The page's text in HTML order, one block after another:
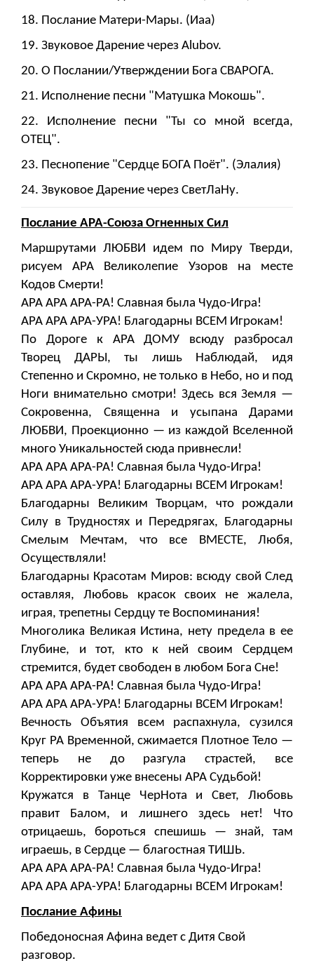
18. Послание Матери-Мары. (Иаа)
19. Звуковое Дарение через Alubov.
20. О Послании/Утверждении Бога СВАРОГА.
21. Исполнение песни "Матушка Мокошь".
22. Исполнение песни "Ты со мной всегда,
ОТЕЦ".
23. Песнопение "Сердце БОГА Поёт". (Элалия)
24. Звуковое Дарение через СветЛаНу.
Послание АРА-Союза Огненных Сил
Маршрутами ЛЮБВИ идем по Миру Тверди,
рисуем АРА Великолепие Узоров на месте
Кодов Смерти!
АРА АРА АРА-РА! Славная была Чудо-Игра!
АРА АРА АРА-УРА! Благодарны ВСЕМ Игрокам!
По Дороге к АРА ДОМУ всюду разбросал
Творец ДАРЫ, ты лишь Наблюдай, идя
Степенно и Скромно, не только в Небо, но и под
Ноги внимательно смотри! Здесь вся Земля —
Сокровенна, Священна и усыпана Дарами
ЛЮБВИ, Проекционно — из каждой Вселенной
много Уникальностей сюда привнесли!
АРА АРА АРА-РА! Славная была Чудо-Игра!
АРА АРА АРА-УРА! Благодарны ВСЕМ Игрокам!
Благодарны Великим Творцам, что рождали
Силу в Трудностях и Передрягах, Благодарны
Смелым Мечтам, что все ВМЕСТЕ, Любя,
Осуществляли!
Благодарны Красотам Миров: всюду свой След
оставляя, Любовь красок своих не жалела,
играя, трепетны Сердцу те Воспоминания!
Многолика Великая Истина, нету предела в ее
Глубине, и тот, кто к ней своим Сердцем
стремится, будет свободен в любом Бога Сне!
АРА АРА АРА-РА! Славная была Чудо-Игра!
АРА АРА АРА-УРА! Благодарны ВСЕМ Игрокам!
Вечность Объятия всем распахнула, сузился
Круг РА Временной, сжимается Плотное Тело —
теперь не до разгула страстей, все
Корректировки уже внесены АРА Судьбой!
Кружатся в Танце ЧерНота и Свет, Любовь
правит Балом, и лишнего здесь нет! Что
отрицаешь, бороться спешишь — знай, там
играешь, в Сердце — благостная ТИШЬ.
АРА АРА АРА-РА! Славная была Чудо-Игра!
АРА АРА АРА-УРА! Благодарны ВСЕМ Игрокам!
Послание Афины
Победоносная Афина ведет с Дитя Свой
разговор.